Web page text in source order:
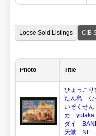
Loose Sold Listings CIB
Photo Title
ひょっこり
たん島 な
いぞくせ
カ
ダイ
天堂 NI...